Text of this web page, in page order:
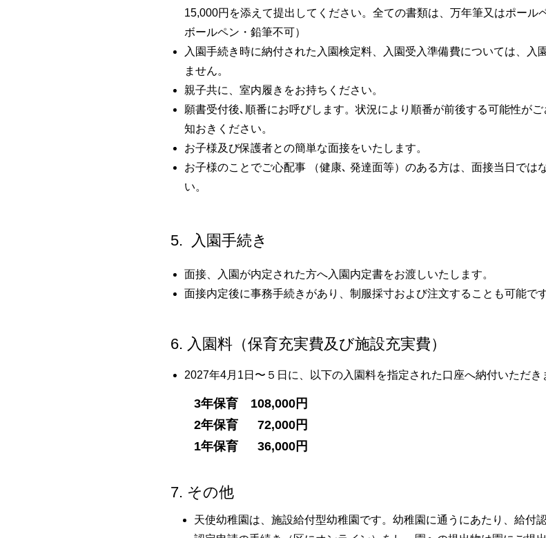
15,000円を添えて提出してください。全ての書類は、万年筆又はポール
ボールペン・鉛筆不可）
入園手続き時に納付された入園検定料、入園受入準備費については、入
ません。
親子共に、室内履きをお持ちください。
願書受付後､順番にお呼びします。状況により順番が前後す
知おきください。
お子様及び保護者との簡単な面接をいたします。
お子様のことでご心配事 （健康､ 発達面等）のある方は、面接当日では
い。
5. 入園手続き
面接、入園が内定された方へ入園内定書をお渡しいたします。
面接内定後に事務手続きがあり、制服採寸および注文することも可能です
6. 入園料（保育充実費及び施設充実費）
2027年4月1日〜５日に、以下の入園料を指定された口座へ納付いただき
3年保育 108,000円
2年保育 72,000円
1年保育 36,000円
7. その他
天使幼稚園は、施設給付型幼稚園です。幼稚園に通うにあたり、給付